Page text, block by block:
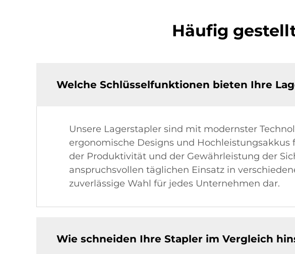
Häufig
Welche Schlüsselfunktionen bieten Ihre
Unsere Lagerstapler sind mit modernster
ergonomische Designs und
der Produktivität und der Gewährleistung der
anspruchsvollen täglichen Einsatz in
zuverlässige Wahl für jedes Unternehmen dar.
Wie schneiden Ihre Stapler im Vergleich